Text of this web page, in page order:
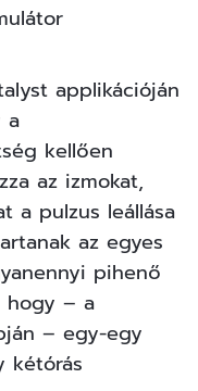
applikációján
a
kellően
az izmokat,
a pulzus leállása
az egyes
pihenő
hogy – a
– egy-egy
kétórás